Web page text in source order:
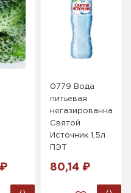
0779 Вода
питьевая
негазированная
Святой
Источник 1,5л
ПЭТ
80,14 ₽